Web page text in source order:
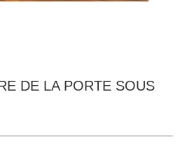
DE LA PORTE SOUS